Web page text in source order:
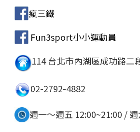
瘋三鐵
Fun3sport小小運動員
114 台北市內湖區成功路二
02-2792-4882
週一～週五 12:00~21:00 /